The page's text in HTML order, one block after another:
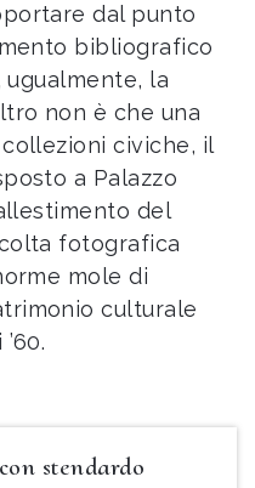
dal punto
bibliografico
la
non è che una
civiche, il
a Palazzo
del
fotografica
mole di
culturale
stendardo